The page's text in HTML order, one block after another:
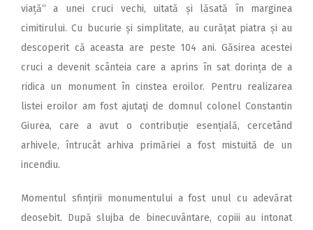
viață“ a unei cruci vechi, uitată și lăsată în marginea
cimitirului. Cu bucurie și simplitate, au curățat piatra și au
descoperit că aceasta are peste 104 ani. Găsirea acestei
cruci a devenit scânteia care a aprins în sat dorința de a
ridica un monument în cinstea eroilor. Pentru realizarea
listei eroilor am fost ajutaţi de domnul colonel Constantin
Giurea, care a avut o contribuție esențială, cercetând
arhivele, întrucât arhiva primăriei a fost mistuită de un
incendiu.
Momentul sfințirii monumentului a fost unul cu adevărat
deosebit. După slujba de binecuvântare, copiii au intonat